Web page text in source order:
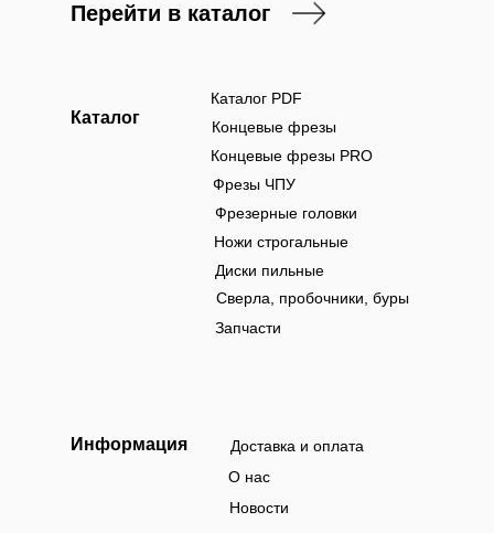
Каталог
Информация
Концевые фрезы
Каталог PDF
Концевые фрезы PRO
Фрезы ЧПУ
Фрезерные головки
Ножи строгальные
Диски пильные
Сверла, пробочники, буры
Запчасти
Доставка и оплата
О нас
Новости
Перейти в каталог